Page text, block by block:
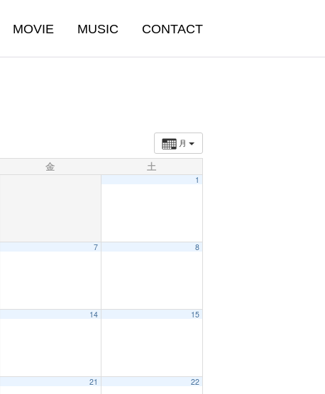
MOVIE MUSIC CONTACT
月
金 土
1
7 8
14 15
21 22